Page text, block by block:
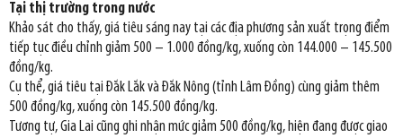
Tại thị trường trong nước
Khảo sát cho thấy, giá tiêu sáng nay tại các địa phương sản xuất trọng điểm
tiếp tục điều chỉnh giảm 500 – 1.000 đồng/kg, xuống còn 144.000 – 145.500
đồng/kg.
Cụ thể, giá tiêu tại Đắk Lắk và Đắk Nông (tỉnh Lâm Đồng) cùng giảm thêm
500 đồng/kg, xuống còn 145.500 đồng/kg.
Tương tự, Gia Lai cũng ghi nhận mức giảm 500 đồng/kg, hiện đang được giao